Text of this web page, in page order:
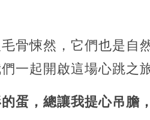
骨悚然，它們也是自
一起開啟這場心跳之
蛋，總讓我提心吊膽